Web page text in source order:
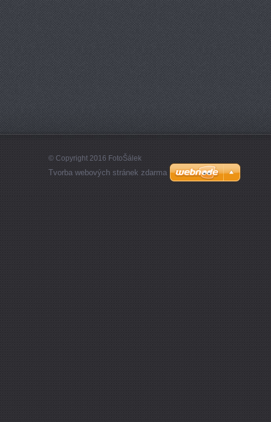
© Copyright 2016 FotoŠálek
Tvorba webových stránek zdarma